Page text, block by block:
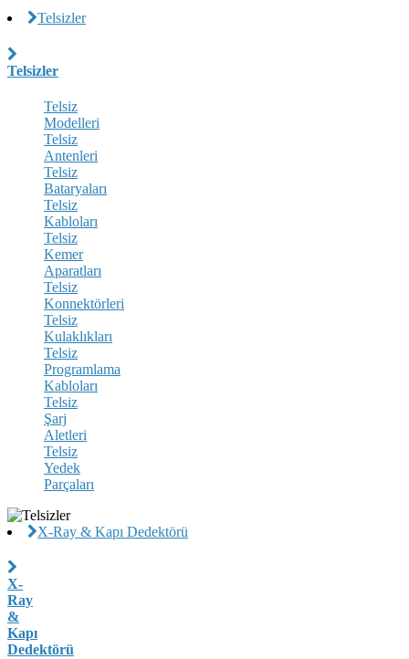
Telsizler
Telsizler
Telsiz
Modelleri
Telsiz
Antenleri
Telsiz
Bataryaları
Telsiz
Kabloları
Telsiz
Kemer
Aparatları
Telsiz
Konnektörleri
Telsiz
Kulaklıkları
Telsiz
Programlama
Kabloları
Telsiz
Şarj
Aletleri
Telsiz
Yedek
Parçaları
X-Ray & Kapı Dedektörü
X-
Ray
&
Kapı
Dedektörü